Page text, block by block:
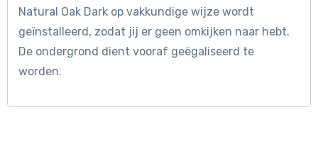
Natural Oak Dark op vakkundige wijze wordt
geïnstalleerd, zodat jij er geen omkijken naar hebt.
De ondergrond dient vooraf geëgaliseerd te
worden.